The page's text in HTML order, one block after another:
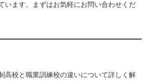
います。まずはお気軽にお問い合わせくだ
高校と職業訓練校の違いについて詳しく解